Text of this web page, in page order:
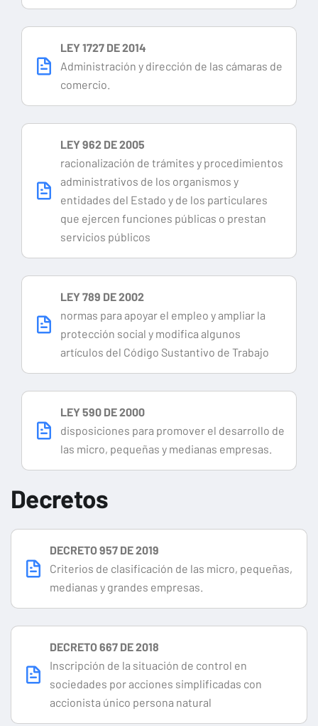
LEY 1727 DE 2014
Administración y dirección de las cámaras de
comercio.
LEY 962 DE 2005
racionalización de trámites y procedimientos
administrativos de los organismos y
entidades del Estado y de los particulares
que ejercen funciones públicas o prestan
servicios públicos
LEY 789 DE 2002
normas para apoyar el empleo y ampliar la
protección social y modifica algunos
artículos del Código Sustantivo de Trabajo
LEY 590 DE 2000
disposiciones para promover el desarrollo de
las micro, pequeñas y medianas empresas.
Decretos
DECRETO 957 DE 2019
Criterios de clasificación de las micro, pequeñas,
medianas y grandes empresas.
DECRETO 667 DE 2018
Inscripción de la situación de control en
sociedades por acciones simplificadas con
accionista único persona natural